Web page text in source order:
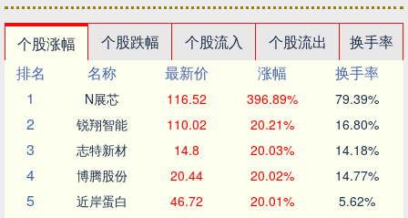
个股涨幅 个股跌幅 个股流入 个股流出
换手率
排名
名称 最新价 涨幅
换手率
1
N展芯 116.52 396.89% 79.39%
2 锐翔智能 110.02 20.21% 16.80%
3 志特新材 14.8 20.03% 14.18%
4 博腾股份 20.44 20.02% 14.77%
5 近岸蛋白 46.72 20.01% 5.62%